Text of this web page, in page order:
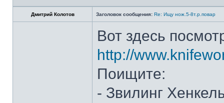
Дмитрий Колотов Заголовок сообщения: Re: Ищу нож.5-8т.р.повар
Вот здесь
http://
Поищите:
- Звилинг